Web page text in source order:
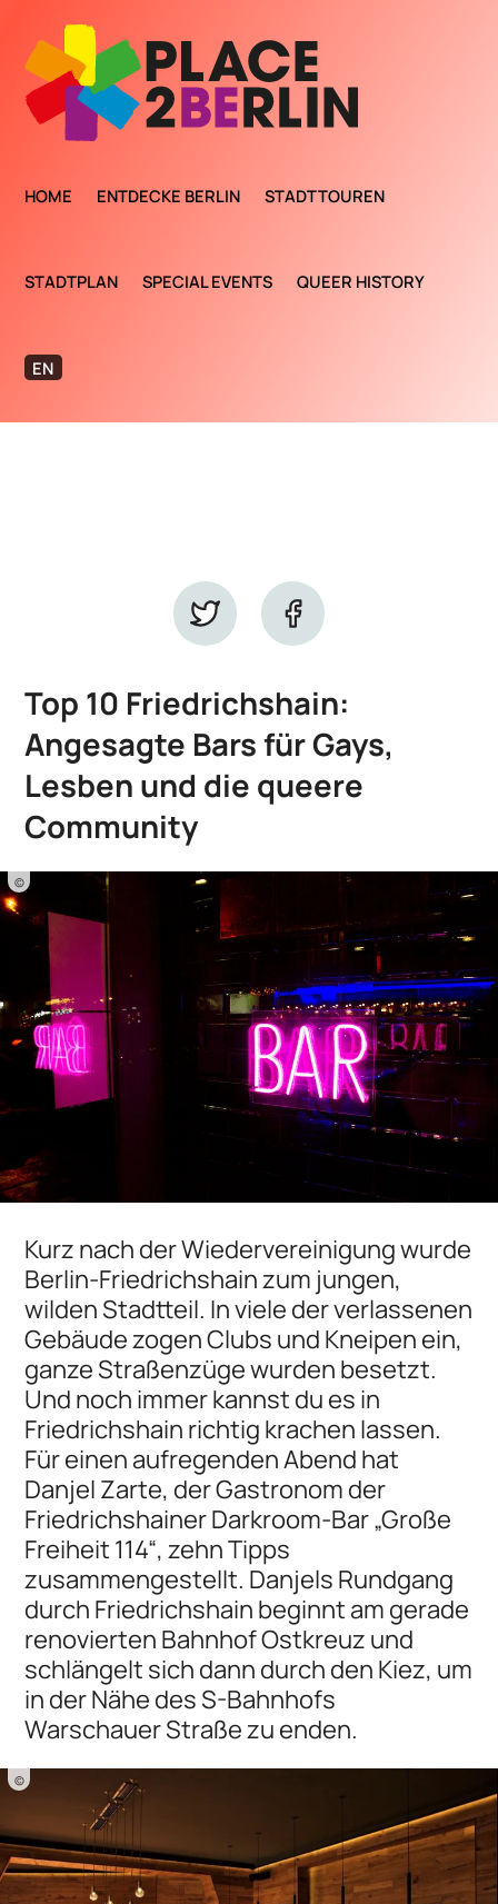
HOME ENTDECKE BERLIN STADTTOUREN
STADTPLAN SPECIAL EVENTS QUEER HISTORY
EN
Top 10 Friedrichshain:
Angesagte Bars für Gays,
Lesben und die queere
Community
©
Kurz nach der Wiedervereinigung wurde
Berlin-Friedrichshain zum jungen,
wilden Stadtteil. In viele der verlassenen
Gebäude zogen Clubs und Kneipen ein,
ganze Straßenzüge wurden besetzt.
Und noch immer kannst du es in
Friedrichshain richtig krachen lassen.
Für einen aufregenden Abend hat
Danjel Zarte, der Gastronom der
Friedrichshainer Darkroom-Bar „Große
Freiheit 114“, zehn Tipps
zusammengestellt. Danjels Rundgang
durch Friedrichshain beginnt am gerade
renovierten Bahnhof Ostkreuz und
schlängelt sich dann durch den Kiez, um
in der Nähe des S-Bahnhofs
Warschauer Straße zu enden.
©